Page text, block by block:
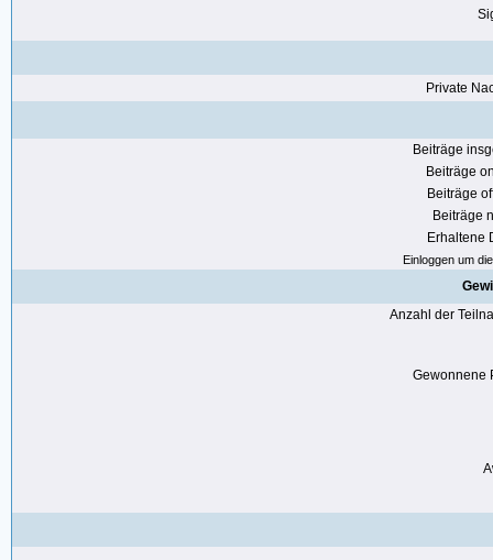
Private
Beiträge
Beiträge
Beiträge
Beiträge
Erhaltene
Einloggen um
Anzahl der
Gewonnene